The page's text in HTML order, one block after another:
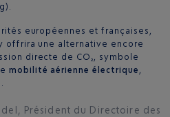
européennes et françaises,
offrira une alternative encore
directe de CO₂, symbole
mobilité aérienne électrique ,
Président du Directoire des